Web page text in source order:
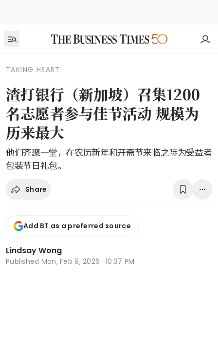
TAKING HEART
渣打银行（新加坡）召集1200
名志愿者参与佳节活动 规模为
历来最大
他们齐聚一堂，在农历新年和开斋节来临之际为受益者
包装节日礼包。
Share
Add BT as a preferred source
Lindsay Wong
Published Mon, Feb 9, 2026 · 10:37 PM